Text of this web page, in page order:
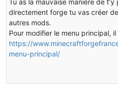
Tu as la mauvaise manière de
directement forge tu vas créer
autres mods.
Pour modifier le menu principal,
https://
menu-principal/